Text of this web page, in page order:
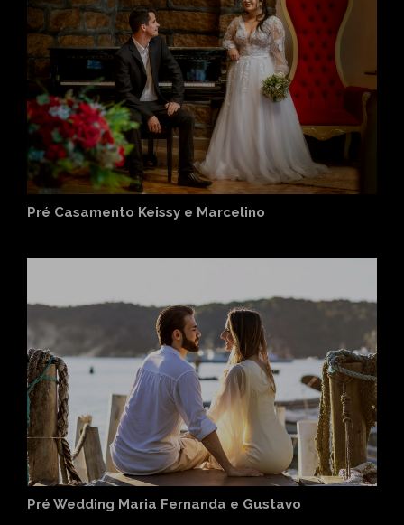
Pré Casamento Keissy e Marcelino
Pré Wedding Maria Fernanda e Gustavo